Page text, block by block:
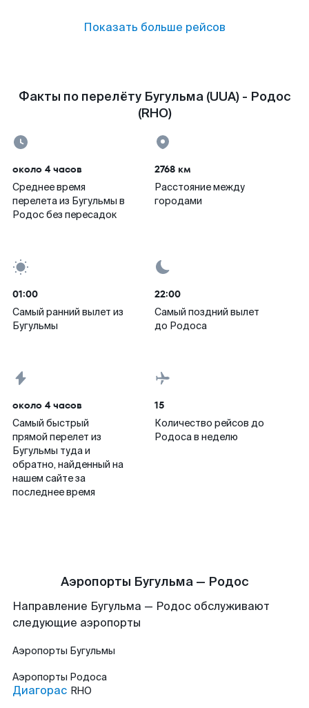
Показать больше рейсов
Факты по перелёту Бугульма (UUA) - Родос
(RHO)
около 4 часов
Среднее время
перелета из Бугульмы в
Родос без пересадок
2768 км
Расстояние между
городами
01:00
Самый ранний вылет из
Бугульмы
22:00
Самый поздний вылет
до Родоса
около 4 часов
Самый быстрый
прямой перелет из
Бугульмы туда и
обратно, найденный на
нашем сайте за
последнее время
15
Количество рейсов до
Родоса в неделю
Аэропорты Бугульма — Родос
Направление Бугульма — Родос обслуживают
следующие аэропорты
Аэропорты Бугульмы
Аэропорты Родоса
Диагорас RHO